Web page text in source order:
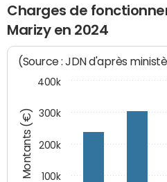
Charges de
Marizy en 2024
Montants (€)
(Source : JDN d'après
100k
200k
300k
400k